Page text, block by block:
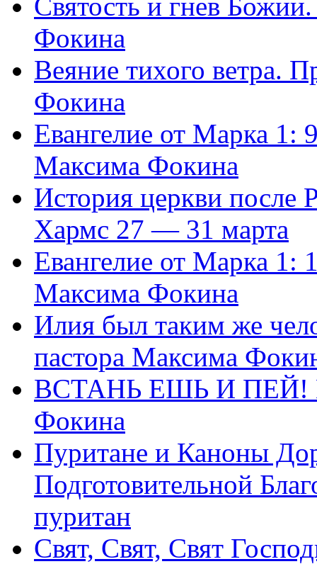
Фокина
Веяние тихого ветра.
Фокина
Евангелие от Марка 1:
Максима Фокина
История церкви
Хармс 27 — 31 марта
Евангелие от Марка 1:
Максима Фокина
Илия был таким же
пастора Максима
ВСТАНЬ ЕШЬ И ПЕЙ!
Фокина
Пуритане и Каноны
Подготовительной
пуритан
Свят, Свят, Свят